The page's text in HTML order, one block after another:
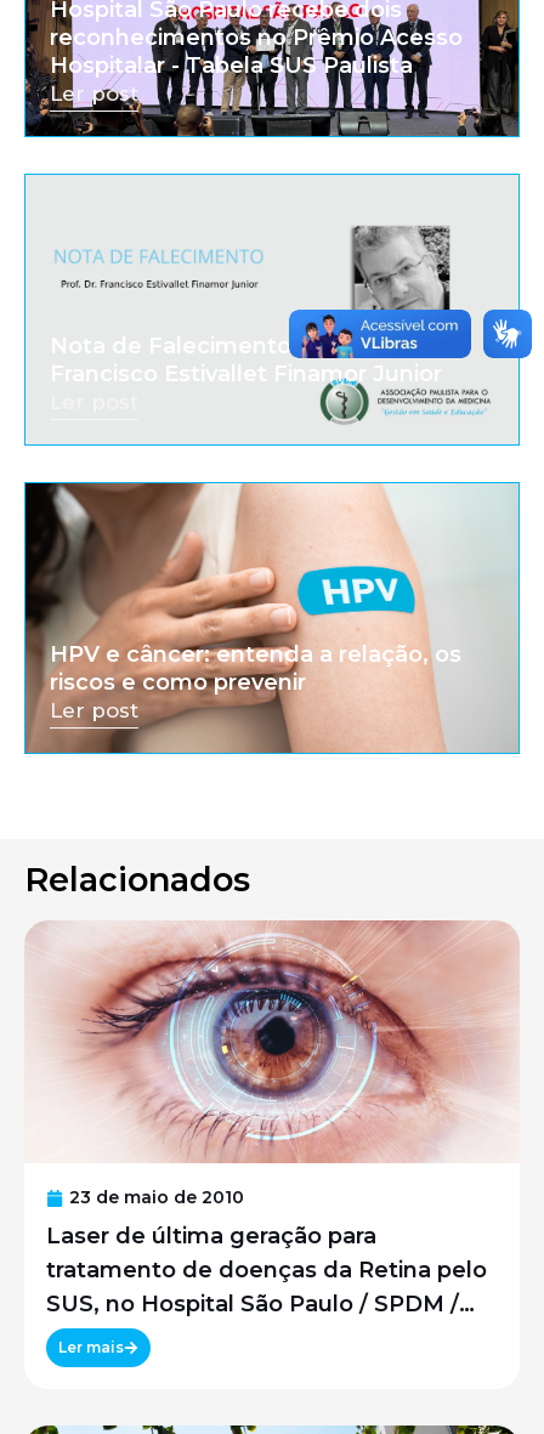
Hospital São Paulo recebe dois
reconhecimentos no Prêmio Acesso
Hospitalar - Tabela SUS Paulista
Ler post
Nota de Falecimento - Prof. Dr.
Francisco Estivallet Finamor Junior
HPV e câncer: entenda a relação, os
riscos e como prevenir
Ler post
Relacionados
23 de maio de 2010
Laser de última geração para
tratamento de doenças da Retina pelo
SUS, no Hospital São Paulo / SPDM /
UNIFESP
Ler mais